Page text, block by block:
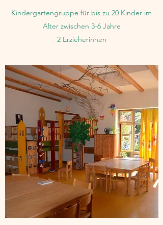
Kindergartengruppe für bis zu 20 Kinder im
Alter zwischen 3-6 Jahre
2 Erzieherinnen